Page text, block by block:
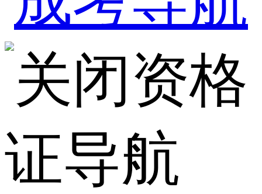
资格
证导航